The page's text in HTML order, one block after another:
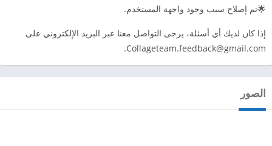
🌟تم إصلاح سبب وجود واجهة المستخدم.
إذا كان لديك أي أسئلة، يرجى التواصل معنا عبر البريد الإلكتروني على
Collageteam.feedback@gmail.com
.
الصور